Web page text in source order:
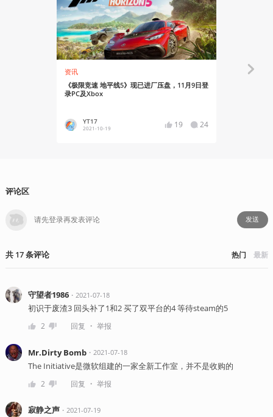
资讯
《极限竞速 地平线5》现已进厂压盘，11月9日登
录PC及Xbox
YT17
2021-10-19 19 24
评论区
发送
共 17条评论 热门 最新
守望者1986・ 2021-07-18
初识于废渣3 回头补了1和2 买了双平台的4 等待steam的5
2 回复 ・ 举报
Mr.Dirty Bomb・ 2021-07-18
The Initiative是微软组建的一家全新工作室，并不是收购的
2 回复 ・ 举报
寂静之声・ 2021-07-19